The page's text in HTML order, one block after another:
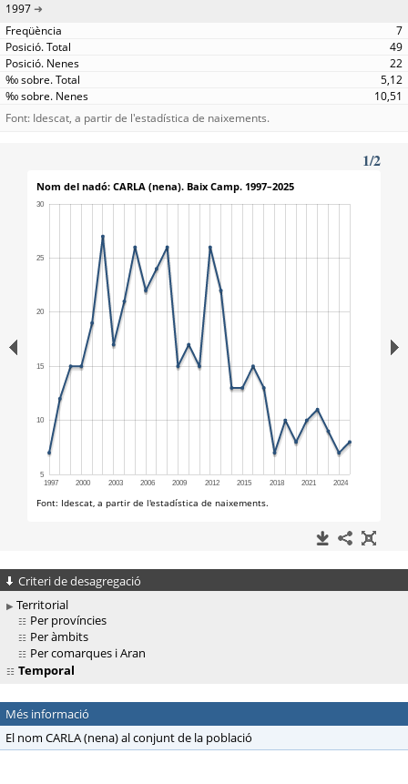
1997
7
49
22
5,12
10,51
Font: Idescat, a partir de l'estadística de naixements.
Criteri de desagregació
Territorial
Per províncies
Per àmbits
Per comarques i Aran
Temporal
Més informació
El nom CARLA (nena) al conjunt de la població